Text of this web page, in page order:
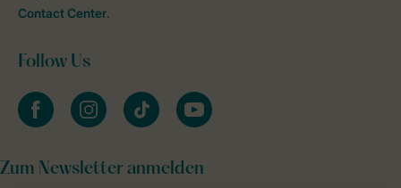
Contact Center.
Follow Us
facebookinstagramtiktok youtube
Zum Newsletter anmelden